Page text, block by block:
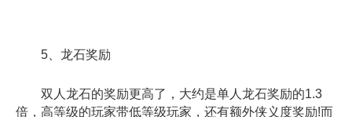
5、龙石奖励
双人龙石的奖励更高了，大约是单人龙石奖励的1.3
倍，高等级的玩家带低等级玩家，还有额外侠义度奖励!而